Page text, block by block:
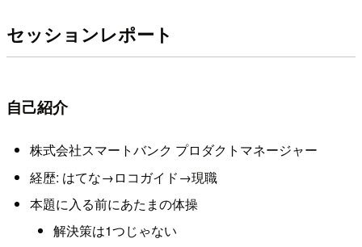
セッションレポート
自己紹介
株式会社スマートバンク プロダクトマネージャー
経歴: はてな→ロコガイド→現職
本題に入る前にあたまの体操
解決策は1つじゃない